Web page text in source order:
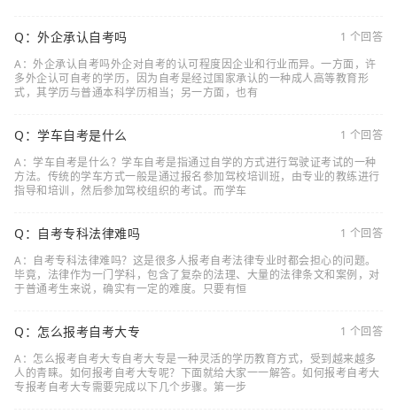
Q：外企承认自考吗
1 个回答
A：外企承认自考吗外企对自考的认可程度因企业和行业而异。一方面，许
多外企认可自考的学历，因为自考是经过国家承认的一种成人高等教育形
式，其学历与普通本科学历相当；另一方面，也有
Q：学车自考是什么
1 个回答
A：学车自考是什么？学车自考是指通过自学的方式进行驾驶证考试的一种
方法。传统的学车方式一般是通过报名参加驾校培训班，由专业的教练进行
指导和培训，然后参加驾校组织的考试。而学车
Q：自考专科法律难吗
1 个回答
A：自考专科法律难吗？这是很多人报考自考法律专业时都会担心的问题。
毕竟，法律作为一门学科，包含了复杂的法理、大量的法律条文和案例，对
于普通考生来说，确实有一定的难度。只要有恒
Q：怎么报考自考大专
1 个回答
A：怎么报考自考大专自考大专是一种灵活的学历教育方式，受到越来越多
人的青睐。如何报考自考大专呢？下面就给大家一一解答。如何报考自考大
专报考自考大专需要完成以下几个步骤。第一步